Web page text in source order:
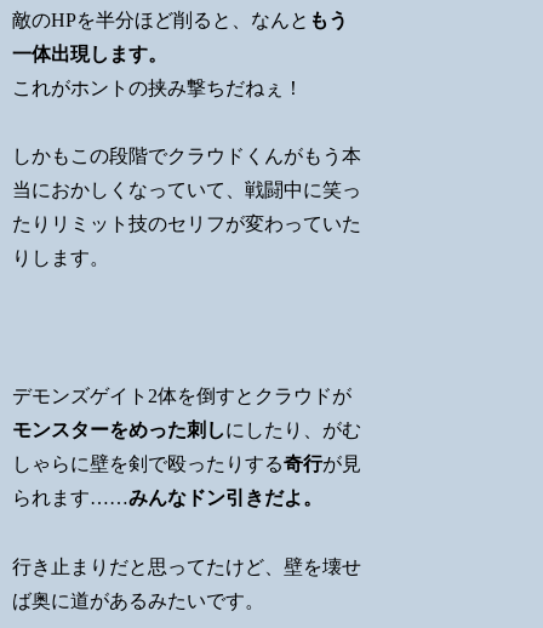
敵のHPを半分ほど削ると、なんと もう
一体出現します。
これがホントの挟み撃ちだねぇ！
しかもこの段階でクラウドくんがもう本
当におかしくなっていて、戦闘中に笑っ
たりリミット技のセリフが変わっていた
りします。
デモンズゲイト2体を倒すとクラウドが
モンスターをめった刺しにしたり、がむ
しゃらに壁を剣で殴ったりする奇行が見
られます……みんなドン引きだよ。
行き止まりだと思ってたけど、壁を壊せ
ば奥に道があるみたいです。